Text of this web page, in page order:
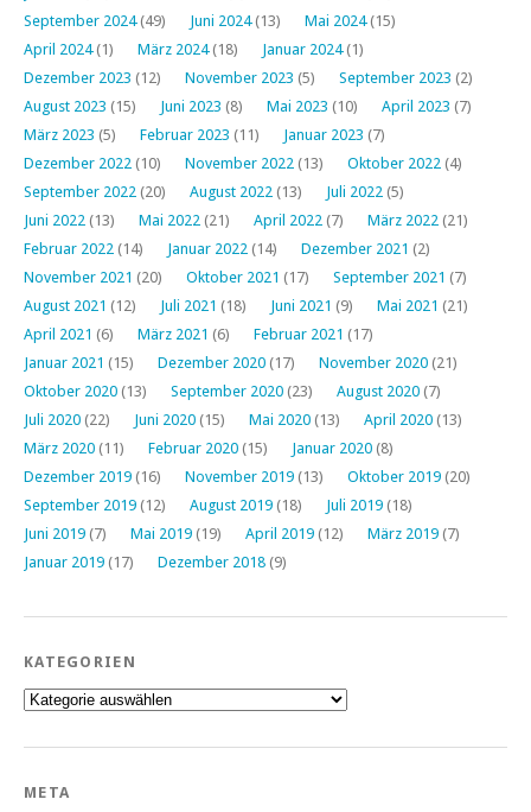
September 2024(49) Juni 2024(13) Mai 2024(15)
April 2024(1) März 2024(18) Januar 2024(1)
Dezember 2023 (12) November 2023 (5) September 2023 (2)
August 2023 (15) Juni 2023 (8) Mai 2023 (10) April 2023 (7)
März 2023 (5) Februar 2023 (11) Januar 2023 (7)
Dezember 2022 (10) November 2022 (13) Oktober 2022 (4)
September 2022 (20) August 2022 (13) Juli 2022 (5)
Juni 2022 (13) Mai 2022 (21) April 2022 (7) März 2022 (21)
Februar 2022 (14) Januar 2022 (14) Dezember 2021 (2)
November 2021 (20) Oktober 2021 (17) September 2021 (7)
August 2021 (12) Juli 2021 (18) Juni 2021 (9) Mai 2021 (21)
April 2021 (6) März 2021 (6) Februar 2021 (17)
Januar 2021 (15) Dezember 2020 (17) November 2020 (21)
Oktober 2020 (13) September 2020 (23) August 2020 (7)
Juli 2020 (22) Juni 2020 (15) Mai 2020 (13) April 2020 (13)
März 2020 (11) Februar 2020 (15) Januar 2020 (8)
Dezember 2019 (16) November 2019 (13) Oktober 2019 (20)
September 2019 (12) August 2019 (18) Juli 2019 (18)
Juni 2019 (7) Mai 2019 (19) April 2019 (12) März 2019 (7)
Januar 2019 (17) Dezember 2018 (9)
KATEGORIEN
Kategorien
META